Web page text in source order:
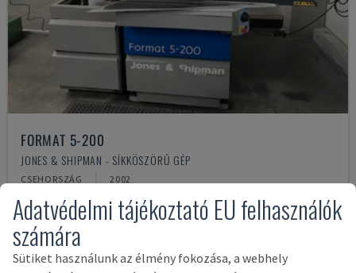
FORMAT 5-200
JONES & SHIPMAN - SÍKKÖSZÖRŰ GÉP
CSEHORSZÁG 2002
30,000 €
Adatvédelmi tájékoztató EU felhasználók
számára
Sütiket használunk az élmény fokozása, a webhely